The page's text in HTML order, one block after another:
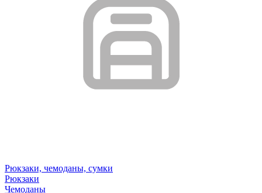
Рюкзаки, чемоданы, сумки
Рюкзаки
Чемоданы